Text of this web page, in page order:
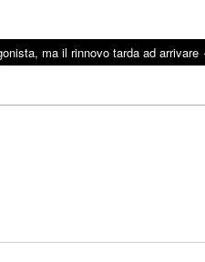
ma il rinnovo tarda ad arrivare